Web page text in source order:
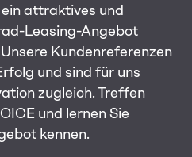
attraktives und
Leasing-Angebot
Unsere Kundenreferenzen
und sind für uns
zugleich.Treffen
und lernen Sie
kennen.